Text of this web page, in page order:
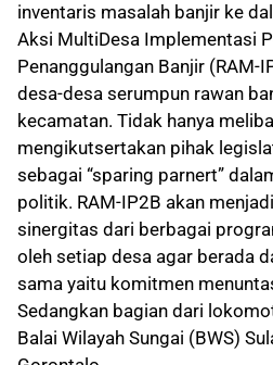
inventaris masalah banjir ke
Aksi MultiDesa Implementasi
Penanggulangan Banjir (RAM-
desa-desa serumpun rawan
kecamatan. Tidak hanya
mengikutsertakan pihak
sebagai “sparing parnert”
politik. RAM-IP2B akan
sinergitas dari berbagai
oleh setiap desa agar berada
sama yaitu komitmen
Sedangkan bagian dari
Balai Wilayah Sungai (BWS)